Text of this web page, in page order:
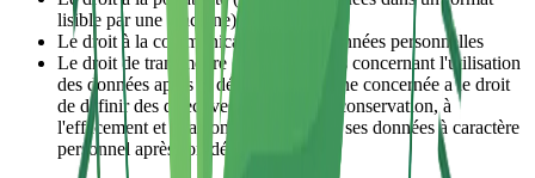
lisible par une machine)
Le droit à la communication de ses données personnelles
Le droit de transmettre des instructions concernant l'utilisation
des données après le décès : la personne concernée a le droit
de définir des directives relatives à la conservation, à
l'effacement et à la communication de ses données à caractère
personnel après son décès.